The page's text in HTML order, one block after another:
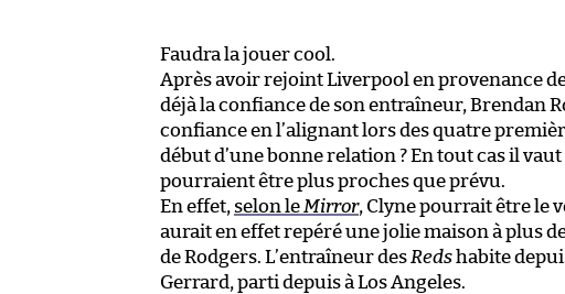
Faudra la jouer cool.
Après avoir rejoint Liverpool en provenance
déjà la confiance de son entraîneur, Brendan
confiance en l’alignant lors des quatre
début d’une bonne relation ? En tout cas il
pourraient être plus proches que prévu.
En effet, selon le Mirror, Clyne pourrait être le
aurait en effet repéré une jolie maison à plus
de Rodgers. L’entraîneur des Reds habite
Gerrard, parti depuis à Los Angeles.